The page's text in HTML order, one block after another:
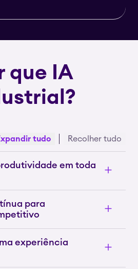
que IA
tudo Recolher tudo
em toda
para
experiência